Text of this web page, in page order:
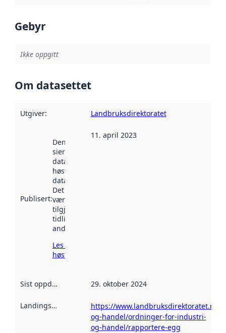
Gebyr
Ikke oppgitt
Om datasettet
Utgiver: Landbruksdirektoratet
Publisert:
Denne datoen
sier når
datasettet ble
høstet av
data.norge.no.
Det kan ha
vært
tilgjengelig
tidligere
andre steder.
Les mer om
høsting her
11. april 2023
Sist oppdatert 29. oktober 2024
Landingsside
https://www.landbruksdirektoratet.no/
og-handel/ordninger-for-industri-
og-handel/rapportere-egg